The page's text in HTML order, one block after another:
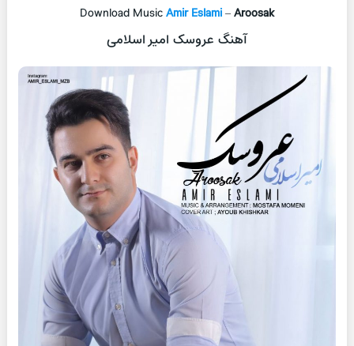
Download MusicAmir Eslami–Aroosak
آهنگ عروسک امیر اسلامی